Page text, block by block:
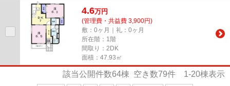
4.6万円
(管理費・共益費 3,900円)
敷：0ヶ月｜礼：0ヶ月
所在階：1階
間取り：2DK
面積：47.93㎡
該当公開件数64棟 空き数79件 1-20棟表示